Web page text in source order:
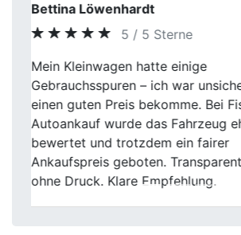
Andrea K.
5 / 5 Sterne
Hervorragender Autoankauf!
Autoankauf hat meinen
schnell und reibungslos
ganze Abwicklung lief
ich habe einen fairen Preis
verkaufe ich mein Auto gerne
Previous